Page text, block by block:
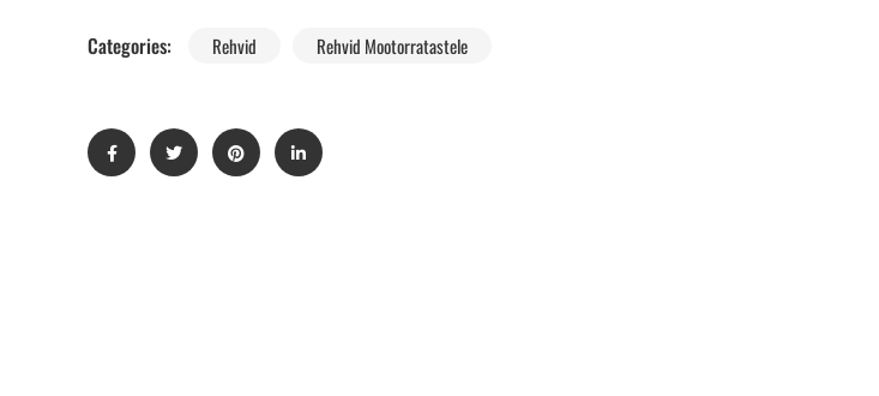
Categories: Rehvid Rehvid Mootorratastele